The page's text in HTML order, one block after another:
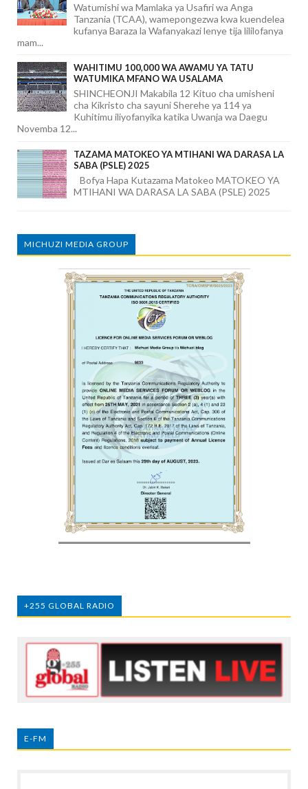
Watumishi wa Mamlaka ya Usafiri wa Anga
Tanzania (TCAA), wamepongezwa kwa kuendelea
kufanya Baraza la Wafanyakazi lenye tija lililofanya
mam...
WAHITIMU 100,000 WA AWAMU YA TATU
WATUMIKA MFANO WA USALAMA
SHINCHEONJI Makabila 12 Kituo cha umisheni
cha Kikristo cha sayuni Sherehe ya 114 ya
Kuhitimu iliyofanyika katika Uwanja wa Daegu
Novemba 12...
TAZAMA MATOKEO YA MTIHANI WA DARASA LA
SABA (PSLE) 2025
Bofya Hapa Kutazama Matokeo MATOKEO YA
MTIHANI WA DARASA LA SABA (PSLE) 2025
MICHUZI MEDIA GROUP
+255 GLOBAL RADIO
E-FM